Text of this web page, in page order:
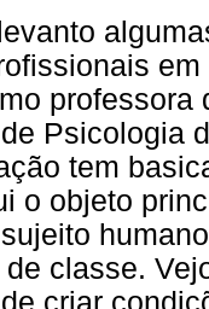
Psicologia
tem
o objeto
classe.
criar